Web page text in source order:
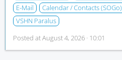
E-Mail
Calendar / Contacts (SOGo)
VSHN Paralus
Posted atAugust 4, 2026 · 10:01